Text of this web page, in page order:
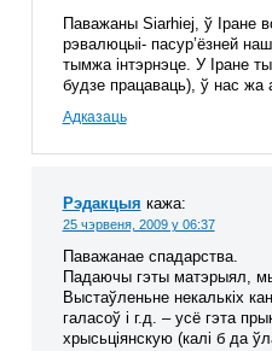
Паважаны Siarhiej, ў Іране
рэвалюцыі- пасур’ёзней
тымжа інтэрнэце. У Іране
будзе працаваць), ў нас жа
Адказаць
Рэдакцыя кажа:
25 чэрвеня, 2009 у 06:37
Паважанае спадарства.
Падаючы гэты матэрыял,
Выстаўленьне некалькіх
галасоў і г.д. – усё гэта
хрысьціянскую (калі б да